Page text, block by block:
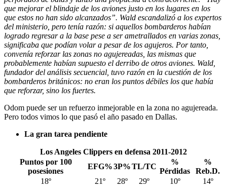
que mejorar el blindaje de los aviones justo en los lugares en los
que estos no han sido alcanzados”. Wald escandalizó a los expertos
del ministerio, pero tenía razón: si aquellos bombarderos habían
logrado regresar a la base pese a ser ametrallados en varias zonas,
significaba que podían volar a pesar de los agujeros. Por tanto,
convenía reforzar las zonas no agujereadas, las mismas que
probablemente habían supuesto el derribo de otros aviones. Wald,
fundador del análisis secuencial, tuvo razón en la cuestión de los
bombarderos británicos: no eran los puntos débiles los que había
que reforzar, sino los fuertes.
Odom puede ser un refuerzo inmejorable en la zona no agujereada.
Pero todos vimos lo que pasó el año pasado en Dallas.
La gran tarea pendiente
Los Angeles Clippers en defensa 2011-2012
Puntos por 100
posesiones
EFG%3P%TL/TC
%
Pérdidas
%
Reb.D.
18º
21º 28º 29º 10º 14º